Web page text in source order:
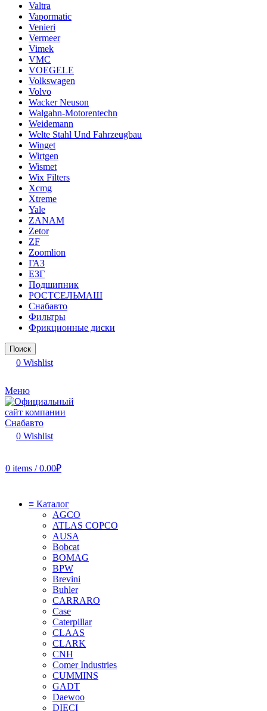
Valtra
Vapormatic
Venieri
Vermeer
Vimek
VMC
VOEGELE
Volkswagen
Volvo
Wacker Neuson
Walgahn-Motorentechn
Weidemann
Welte Stahl Und Fahrzeugbau
Winget
Wirtgen
Wismet
Wix Filters
Xcmg
Xtreme
Yale
ZANAM
Zetor
ZF
Zoomlion
ГАЗ
ЕЗГ
Подшипник
РОСТСЕЛЬМАШ
Снабавто
Фильтры
Фрикционные диски
Поиск
0 Wishlist
Меню
0 Wishlist
0 items / 0.00₽
≡ Каталог
AGCO
ATLAS COPCO
AUSA
Bobcat
BOMAG
BPW
Brevini
Buhler
CARRARO
Case
Caterpillar
CLAAS
CLARK
CNH
Comer Industries
CUMMINS
GADT
Daewoo
DIECI